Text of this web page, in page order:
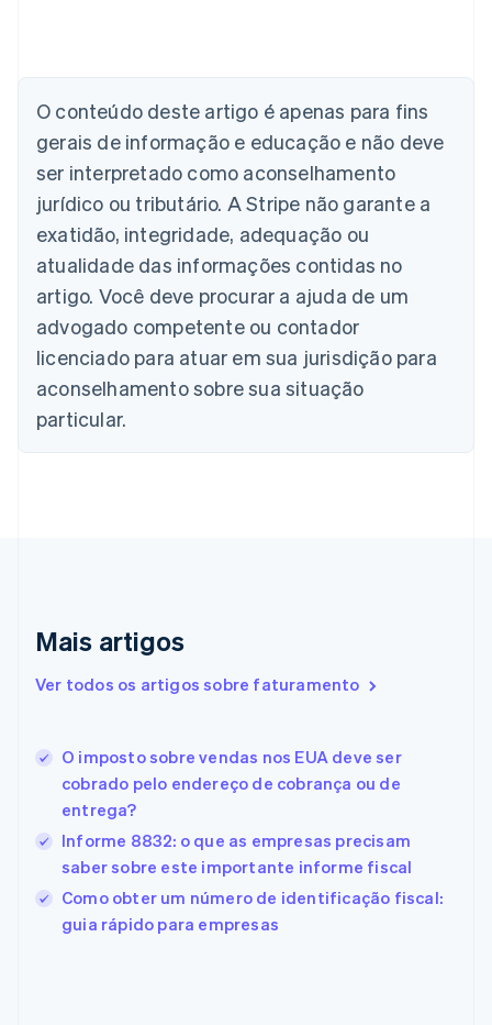
O conteúdo deste artigo é apenas para fins
gerais de informação e educação e não deve
ser interpretado como aconselhamento
jurídico ou tributário. A Stripe não garante a
exatidão, integridade, adequação ou
atualidade das informações contidas no
artigo. Você deve procurar a ajuda de um
advogado competente ou contador
licenciado para atuar em sua jurisdição para
aconselhamento sobre sua situação
particular.
Mais artigos
Ver todos os artigos sobre faturamento
O imposto sobre vendas nos EUA deve ser
cobrado pelo endereço de cobrança ou de
entrega?
Informe 8832: o que as empresas precisam
saber sobre este importante informe fiscal
Como obter um número de identificação fiscal:
guia rápido para empresas
Alemanha
DeutschEnglish
English
Áustria
Deutsch English
Bélgica
Nederlands Français DeutschEnglish
Brasil
Bulgária
English
Canadá
China continental
Eslováquia
Eslovênia
EspañolEnglish
Estados Unidos
EnglishEspañol
English
Finlândia
English Svenska
França
Français English